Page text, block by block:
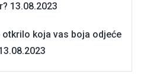
13.08.2023
koja vas boja odjeće